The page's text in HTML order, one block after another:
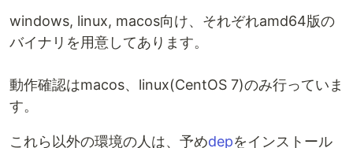
windows, linux, macos向け、それぞれamd64版の
バイナリを用意してあります。
動作確認はmacos、linux(CentOS 7)のみ行っていま
す。
これら以外の環境の人は、予めdepをインストール